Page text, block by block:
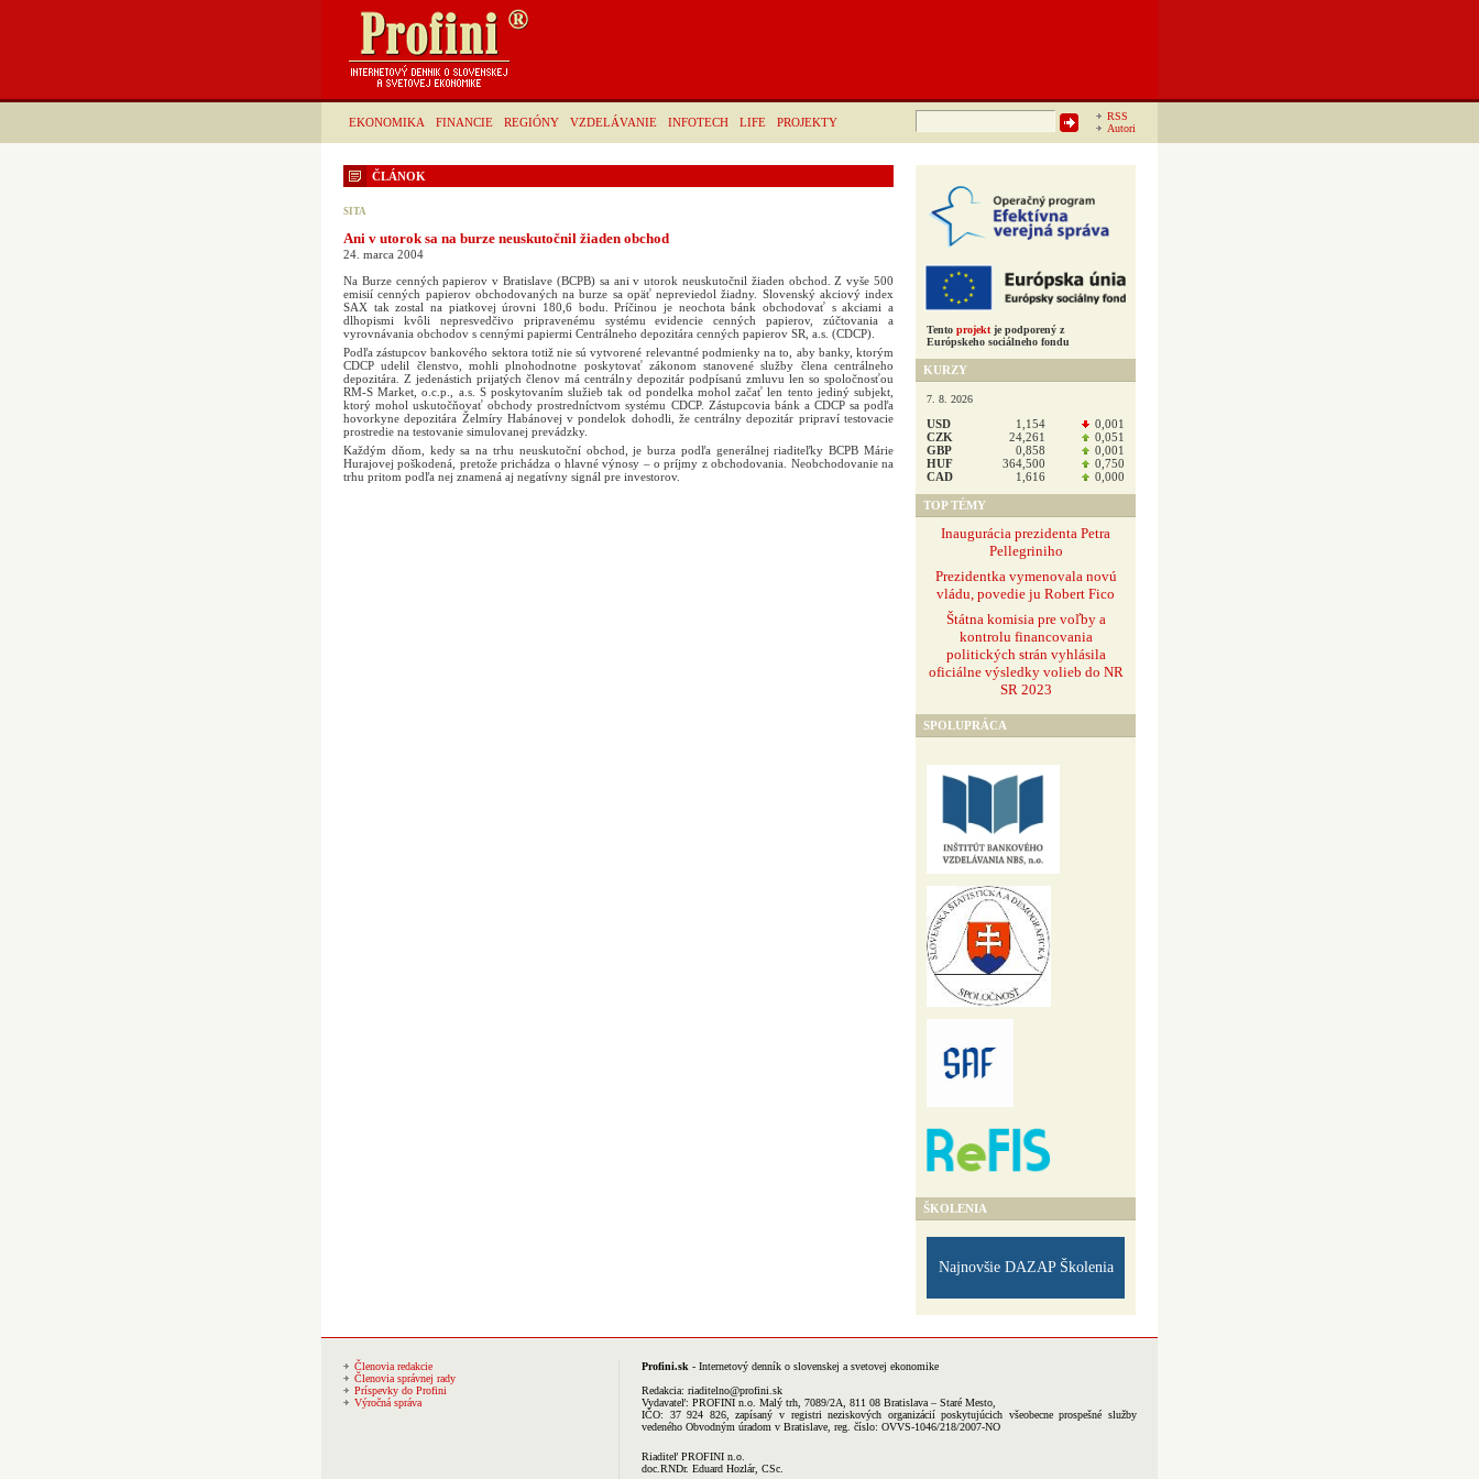
EKONOMIKA FINANCIE REGIÓNY VZDELÁVANIE INFOTECH LIFE PROJEKTY
RSS
Autori
Hľadať:
ČLÁNOK
SITA
Ani v utorok sa na burze neuskutočnil žiaden obchod
24. marca 2004
Na Burze cenných papierov v Bratislave (BCPB) sa ani v utorok neuskutočnil žiaden obchod. Z vyše 500
emisií cenných papierov obchodovaných na burze sa opäť nepreviedol žiadny. Slovenský akciový index
SAX tak zostal na piatkovej úrovni 180,6 bodu. Príčinou je neochota bánk obchodovať s akciami a
dlhopismi kvôli nepresvedčivo pripravenému systému evidencie cenných papierov, zúčtovania a
vyrovnávania obchodov s cennými papiermi Centrálneho depozitára cenných papierov SR, a.s. (CDCP).
Podľa zástupcov bankového sektora totiž nie sú vytvorené relevantné podmienky na to, aby banky, ktorým
CDCP udelil členstvo, mohli plnohodnotne poskytovať zákonom stanovené služby člena centrálneho
depozitára. Z jedenástich prijatých členov má centrálny depozitár podpísanú zmluvu len so spoločnosťou
RM-S Market, o.c.p., a.s. S poskytovaním služieb tak od pondelka mohol začať len tento jediný subjekt,
ktorý mohol uskutočňovať obchody prostredníctvom systému CDCP. Zástupcovia bánk a CDCP sa podľa
hovorkyne depozitára Želmíry Habánovej v pondelok dohodli, že centrálny depozitár pripraví testovacie
prostredie na testovanie simulovanej prevádzky.
Každým dňom, kedy sa na trhu neuskutoční obchod, je burza podľa generálnej riaditeľky BCPB Márie
Hurajovej poškodená, pretože prichádza o hlavné výnosy – o príjmy z obchodovania. Neobchodovanie na
trhu pritom podľa nej znamená aj negatívny signál pre investorov.
Tento projekt je podporený z
Európskeho sociálneho fondu
KURZY
7. 8. 2026
USD 1,154
0,001
CZK
24,261
0,051
GBP
0,858
0,001
HUF
364,500
0,750
CAD
1,616 0,000
TOP TÉMY
Inaugurácia prezidenta Petra
Pellegriniho
Prezidentka vymenovala novú
vládu, povedie ju Robert Fico
Štátna komisia pre voľby a
kontrolu financovania
politických strán vyhlásila
oficiálne výsledky volieb do NR
SR 2023
SPOLUPRÁCA
ŠKOLENIA
Najnovšie DAZAP Školenia
Členovia redakcie
Členovia správnej rady
Príspevky do Profini
Výročná správa
Profini.sk - Internetový denník o slovenskej a svetovej ekonomike
Redakcia: riaditelno@profini.sk
Vydavateľ: PROFINI n.o. Malý trh, 7089/2A, 811 08 Bratislava – Staré Mesto,
IČO: 37 924 826, zapísaný v registri neziskových organizácií poskytujúcich všeobecne prospešné služby
vedeného Obvodným úradom v Bratislave, reg. číslo: OVVS-1046/218/2007-NO
Riaditeľ PROFINI n.o.
doc.RNDr. Eduard Hozlár, CSc.